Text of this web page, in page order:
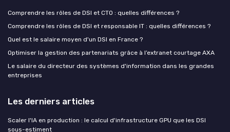
Comprendre les rôles de DSI et CTO : quelles différences ?
Comprendre les rôles de DSI et responsable IT : quelles différences ?
Quel est le salaire moyen d'un DSI en France ?
Optimiser la gestion des partenariats grâce à l’extranet courtage AXA
Le salaire du directeur des systèmes d'information dans les grandes
entreprises
Les derniers articles
Scaler l'IA en production : le calcul d'infrastructure GPU que les DSI
sous-estiment